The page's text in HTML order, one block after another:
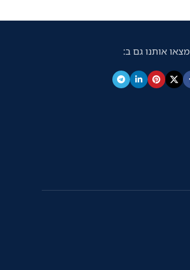
ומספיק עד לשלוש שנים1 היכול לחסוך
מצאו אותנו גם ב: